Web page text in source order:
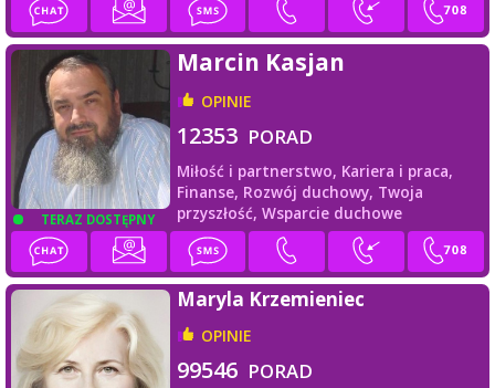
TERAZ DOSTĘPNY
Marcin Kasjan
OPINIE
12353 PORAD
Miłość i partnerstwo, Kariera i praca,
Finanse, Rozwój duchowy, Twoja
przyszłość, Wsparcie duchowe
Maryla Krzemieniec
OPINIE
99546 PORAD